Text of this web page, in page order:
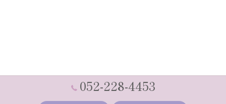
052-228-4453